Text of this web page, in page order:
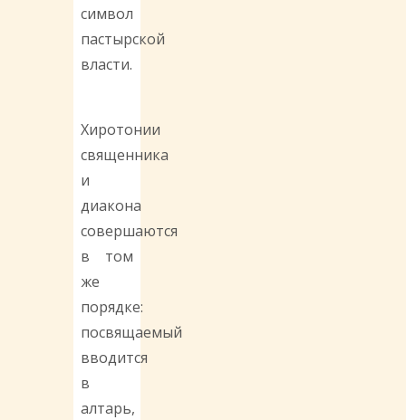
символ
пастырской
власти.
Хиротонии
священника
и
диакона
совершаются
в том
же
порядке:
посвящаемый
вводится
в
алтарь,